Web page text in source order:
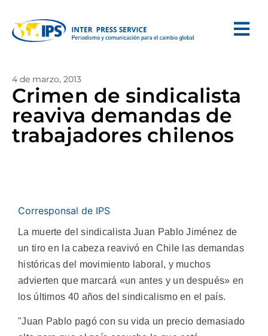
4 de marzo, 2013
Crimen de sindicalista
reaviva demandas de
trabajadores chilenos
Corresponsal de IPS
La muerte del sindicalista Juan Pablo Jiménez de
un tiro en la cabeza reavivó en Chile las demandas
históricas del movimiento laboral, y muchos
advierten que marcará «un antes y un después» en
los últimos 40 años del sindicalismo en el país.
"Juan Pablo pagó con su vida un precio demasiado